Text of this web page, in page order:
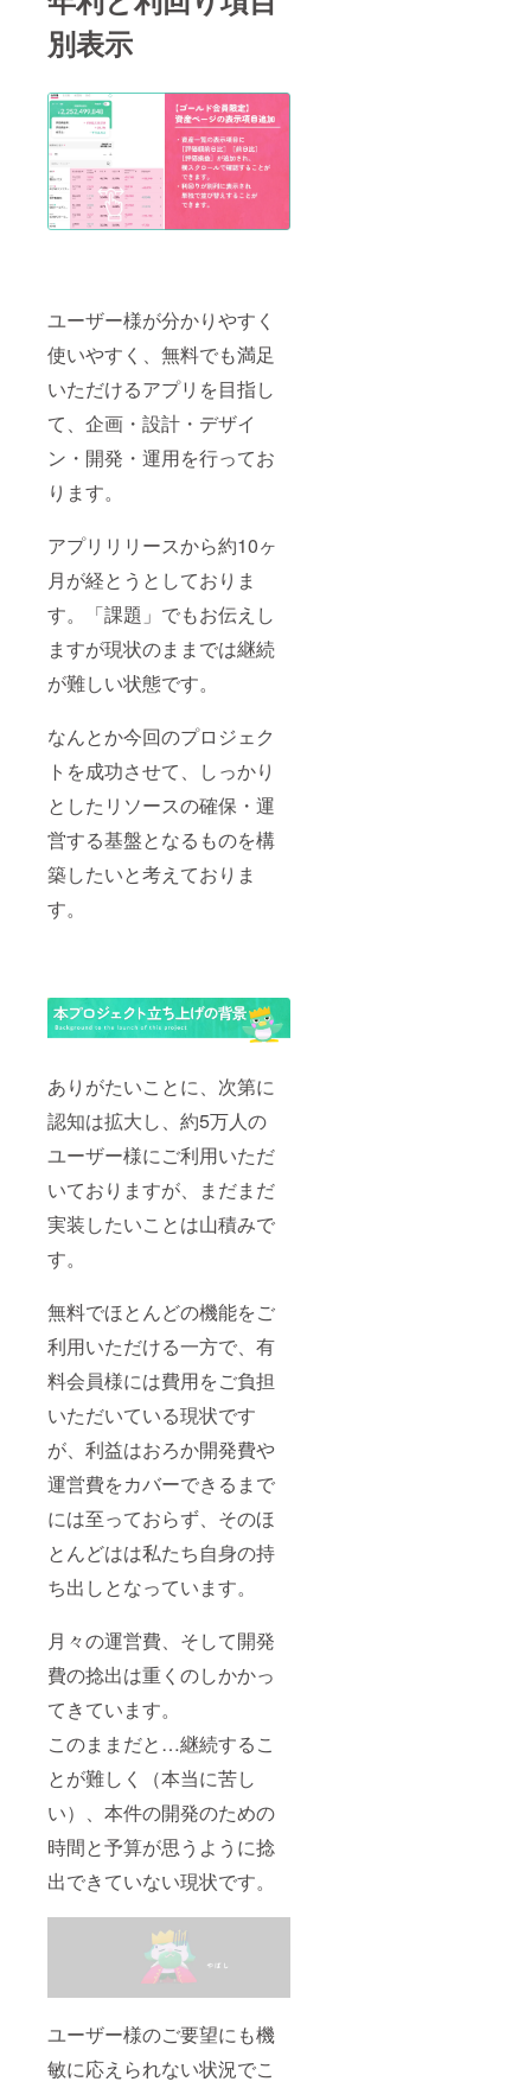
別表示
ユーザー様が分かりやすく
使いやすく、無料でも満足
いただけるアプリを目指し
て、企画・設計・デザイ
ン・開発・運用を行ってお
ります。
アプリリリースから約10ヶ
月が経とうとしておりま
す。「課題」でもお伝えし
ますが現状のままでは継続
が難しい状態です。
なんとか今回のプロジェク
トを成功させて、しっかり
としたリソースの確保・運
営する基盤となるものを構
築したいと考えておりま
す。
ありがたいことに、次第に
認知は拡大し、約5万人の
ユーザー様にご利用いただ
いておりますが、まだまだ
実装したいことは山積みで
す。
無料でほとんどの機能をご
利用いただける一方で、有
料会員様には費用をご負担
いただいている現状です
が、利益はおろか開発費や
運営費をカバーできるまで
には至っておらず、そのほ
とんどはは私たち自身の持
ち出しとなっています。
月々の運営費、そして開発
費の捻出は重くのしかかっ
てきています。
このままだと…継続するこ
とが難しく（本当に苦し
い）、本件の開発のための
時間と予算が思うように捻
出できていない現状です。
ユーザー様のご要望にも機
敏に応えられない状況でこ